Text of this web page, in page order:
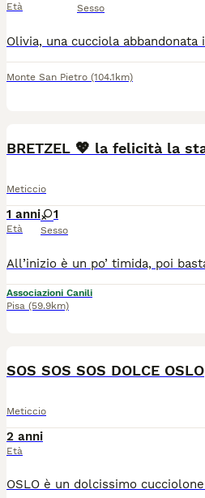
Età Sesso
Monte San Pietro (104.1km)
Meticcio
1 anni
Età
1
Sesso
Associazioni Canili
Pisa (59.9km)
SOS SOS SOS DOLCE OSLO
Meticcio
2 anni
Età